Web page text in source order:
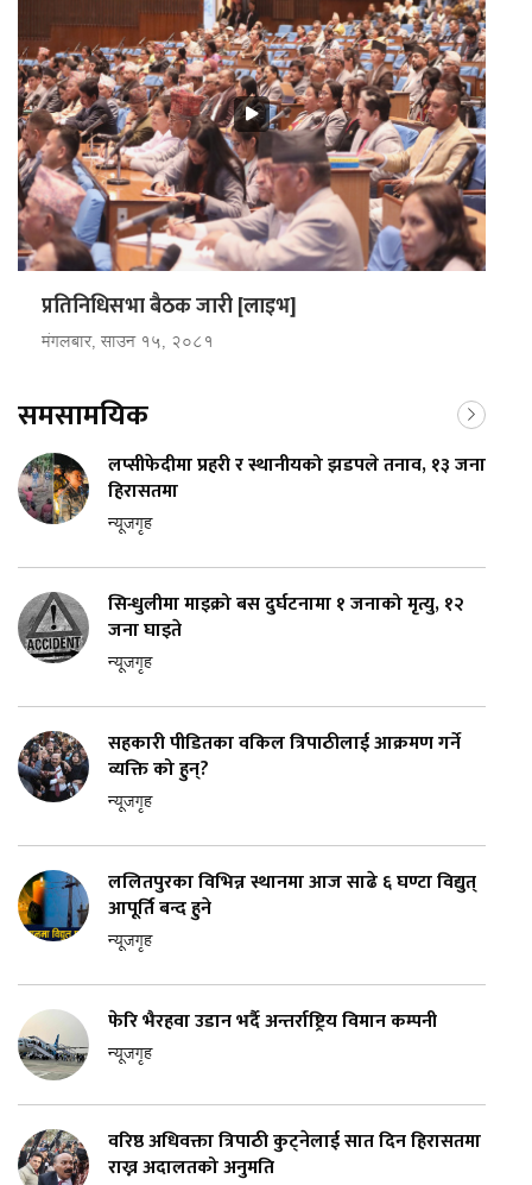
प्रतिनिधिसभा बैठक जारी [लाइभ]
मंगलबार, साउन १५, २०८१
समसामयिक
लप्सीफेदीमा प्रहरी र स्थानीयको झडपले तनाव, १३ जना
हिरासतमा
न्यूजगृह
सिन्धुलीमा माइक्रो बस दुर्घटनामा १ जनाको मृत्यु, १२
जना घाइते
न्यूजगृह
सहकारी पीडितका वकिल त्रिपाठीलाई आक्रमण गर्ने
व्यक्ति को हुन्?
न्यूजगृह
ललितपुरका विभिन्न स्थानमा आज साढे ६ घण्टा विद्युत्
आपूर्ति बन्द हुने
न्यूजगृह
फेरि भैरहवा उडान भर्दै अन्तर्राष्ट्रिय विमान कम्पनी
न्यूजगृह
वरिष्ठ अधिवक्ता त्रिपाठी कुट्नेलाई सात दिन हिरासतमा
राख्न अदालतको अनुमति